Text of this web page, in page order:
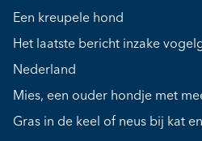
Een kreupele hond
Het laatste bericht inzake
Nederland
Mies, een ouder hondje met
Gras in de keel of neus bij kat